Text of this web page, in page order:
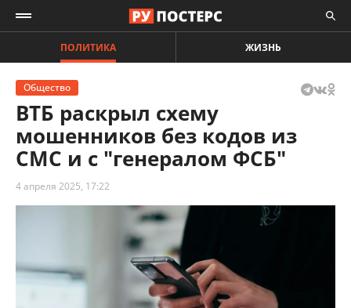
ПОЛИТИКА ЖИЗНЬ
Общество
ВТБ раскрыл схему
мошенников без кодов из
СМС и с "генералом ФСБ"
4 апреля 2025, 17:22